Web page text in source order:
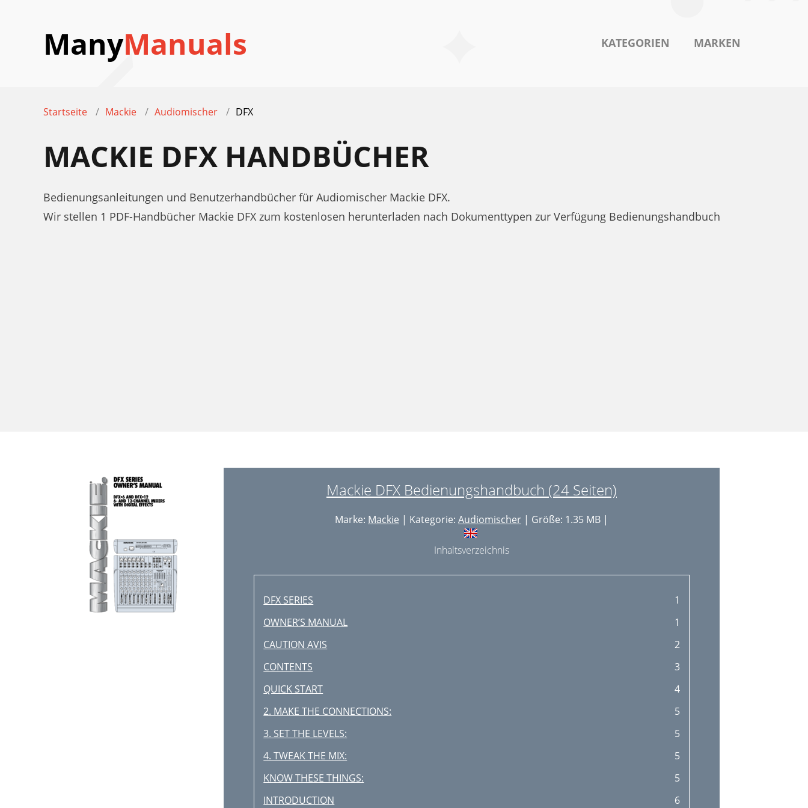
ManyManuals KATEGORIEN MARKEN
Startseite Mackie Audiomischer DFX
MACKIE DFX HANDBÜCHER
Bedienungsanleitungen und Benutzerhandbücher für Audiomischer Mackie DFX.
Wir stellen 1 PDF-Handbücher Mackie DFX zum kostenlosen herunterladen nach Dokumenttypen zur Verfügung Bedienungshandbuch
Mackie DFX Bedienungshandbuch (24 Seiten)
Marke: Mackie | Kategorie: Audiomischer | Größe: 1.35 MB |
Inhaltsverzeichnis
DFX SERIES
1
OWNER’S MANUAL
1
CAUTION AVIS
2
CONTENTS
3
QUICK START
4
2. MAKE THE CONNECTIONS:
5
3. SET THE LEVELS:
5
4. TWEAK THE MIX:
5
KNOW THESE THINGS:
5
INTRODUCTION
6